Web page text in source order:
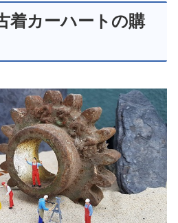
着カーハートの購